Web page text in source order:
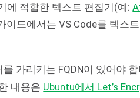
에 적합한 텍스트 편집기(예:
이드에서는 VS Code를 텍스
가리키는 FQDN이 있어야
내용은 Ubuntu에서 Let’s